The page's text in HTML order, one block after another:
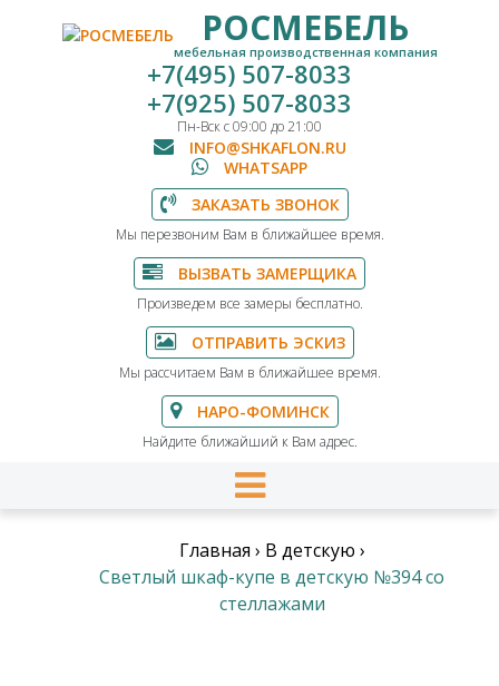
РОСМЕБЕЛЬ
мебельная производственная компания
+7(495) 507-8033
+7(925) 507-8033
Пн-Вск с 09:00 до 21:00
INFO@SHKAFLON.RU
WHATSAPP
ЗАКАЗАТЬ ЗВОНОК
Мы перезвоним Вам в ближайшее время.
ВЫЗВАТЬ ЗАМЕРЩИКА
Произведем все замеры бесплатно.
ОТПРАВИТЬ ЭСКИЗ
Мы рассчитаем Вам в ближайшее время.
НАРО-ФОМИНСК
Найдите ближайший к Вам адрес.
Главная › В детскую ›
Светлый шкаф-купе в детскую №394 со
стеллажами